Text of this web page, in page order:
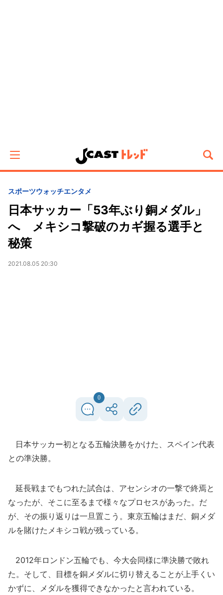
スポーツウォッチエンタメ
日本サッカー「53年ぶり銅メダル」
へ メキシコ撃破のカギ握る選手と
秘策
2021.08.05 20:30
0
日本サッカー初となる五輪決勝をかけた、スペイン代表
との準決勝。
延長戦までもつれた試合は、アセンシオの一撃で終焉と
なったが、そこに至るまで様々なプロセスがあった。だ
が、その振り返りは一旦置こう。東京五輪はまだ、銅メダ
ルを賭けたメキシコ戦が残っている。
2012年ロンドン五輪でも、今大会同様に準決勝で敗れ
た。そして、目標を銅メダルに切り替えることが上手くい
かずに、メダルを獲得できなかったと言われている。